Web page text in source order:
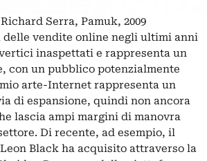
Richard Serra, Pamuk, 2009
delle vendite online negli ultimi anni
inaspettati e rappresenta un
con un pubblico potenzialmente
arte-Internet rappresenta un
di espansione, quindi non ancora
lascia ampi margini di manovra
Di recente, ad esempio, il
Black ha acquisito attraverso la